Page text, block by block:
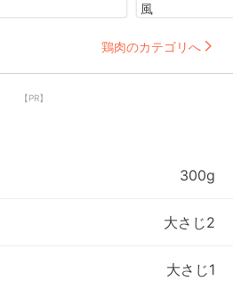
風
鶏肉のカテゴリへ
【PR】
300g
大さじ2
大さじ1